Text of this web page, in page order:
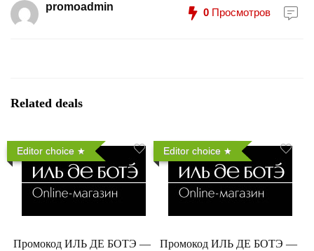
promoadmin 0 Просмотров
Related deals
Editor choice
Промокод ИЛЬ ДЕ БОТЭ —
Editor choice
Промокод ИЛЬ ДЕ БОТЭ —